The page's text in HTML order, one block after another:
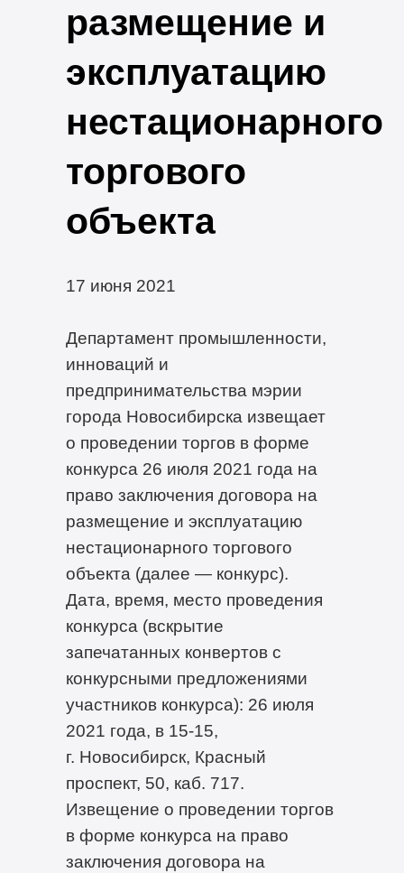
размещение и
эксплуатацию
нестационарного
торгового
объекта
17 июня 2021
Департамент промышленности,
инноваций и
предпринимательства мэрии
города Новосибирска извещает
о проведении торгов в форме
конкурса 26 июля 2021 года на
право заключения договора на
размещение и эксплуатацию
нестационарного торгового
объекта (далее — конкурс).
Дата, время, место проведения
конкурса (вскрытие
запечатанных конвертов с
конкурсными предложениями
участников конкурса): 26 июля
2021 года, в 15-15,
г. Новосибирск, Красный
проспект, 50, каб. 717.
Извещение о проведении торгов
в форме конкурса на право
заключения договора на